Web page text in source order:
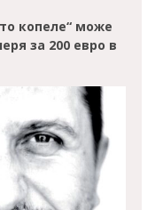
копеле“ може
за 200 евро в